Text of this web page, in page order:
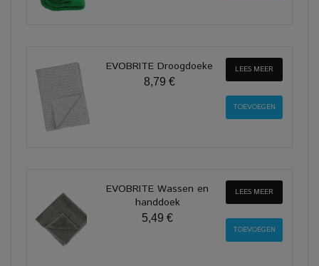
EVOBRITE Droogdoeke
8,79 €
LEES MEER
EVOBRITE Wassen en
handdoek
5,49 €
LEES MEER